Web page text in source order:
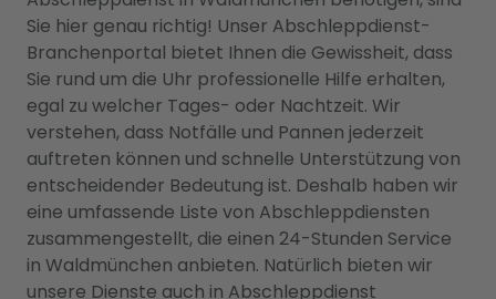
Sie hier genau richtig! Unser Abschleppdienst-
Branchenportal bietet Ihnen die Gewissheit, dass
Sie rund um die Uhr professionelle Hilfe erhalten,
egal zu welcher Tages- oder Nachtzeit. Wir
verstehen, dass Notfälle und Pannen jederzeit
auftreten können und schnelle Unterstützung von
entscheidender Bedeutung ist. Deshalb haben wir
eine umfassende Liste von Abschleppdiensten
zusammengestellt, die einen 24-Stunden Service
in Waldmünchen anbieten. Natürlich bieten wir
unsere Dienste auch in Abschleppdienst